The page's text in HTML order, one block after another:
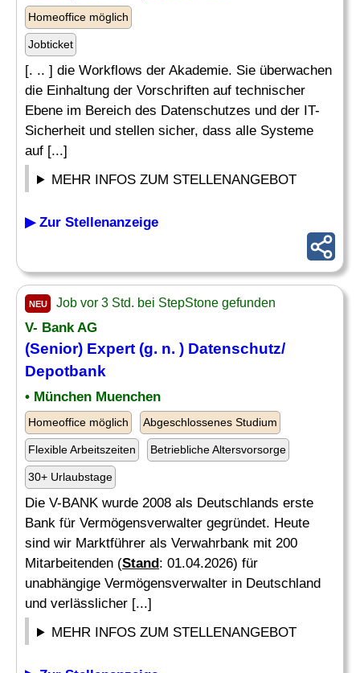
Homeoffice möglich
Jobticket
[. .. ] die Workflows der Akademie. Sie überwachen
die Einhaltung der Vorschriften auf technischer
Ebene im Bereich des Datenschutzes und der IT-
Sicherheit und stellen sicher, dass alle Systeme
auf [...]
MEHR INFOS ZUM STELLENANGEBOT
▶ Zur Stellenanzeige
NEU Job vor 3 Std. bei StepStone gefunden
V- Bank AG
(Senior) Expert (g. n. ) Datenschutz/
Depotbank
• München Muenchen
Homeoffice möglich Abgeschlossenes Studium
Flexible Arbeitszeiten Betriebliche Altersvorsorge
30+ Urlaubstage
Die V-BANK wurde 2008 als Deutschlands erste
Bank für Vermögensverwalter gegründet. Heute
sind wir Marktführer als Verwahrbank mit 200
Mitarbeitenden (Stand: 01.04.2026) für
unabhängige Vermögensverwalter in Deutschland
und verlässlicher [...]
MEHR INFOS ZUM STELLENANGEBOT